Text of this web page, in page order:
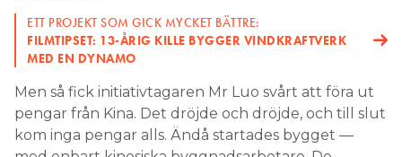
ETT PROJEKT SOM GICK MYCKET BÄTTRE:
FILMTIPSET: 13-ÅRIG KILLE BYGGER VINDKRAFTVERK
MED EN DYNAMO
Men så fick initiativtagaren Mr Luo svårt att föra ut
pengar från Kina. Det dröjde och dröjde, och till slut
kom inga pengar alls. Ändå startades bygget —